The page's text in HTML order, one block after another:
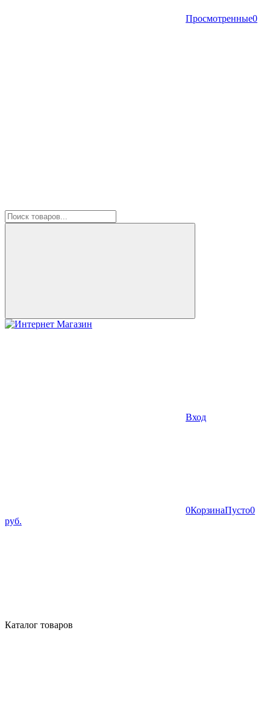
Просмотренные0
Вход
0КорзинаПусто0
руб.
Каталог товаров